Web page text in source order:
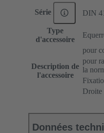
Série DIN
Type
d'accessoire
Description de
l'accessoire
pour
pour
la
Droite
Données